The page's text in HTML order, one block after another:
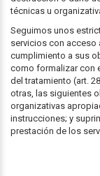
técnicas u
Seguimos unos
servicios con acceso
cumplimiento a sus
como formalizar con
del tratamiento (art.
otras, las siguientes
organizativas
instrucciones; y
prestación de los